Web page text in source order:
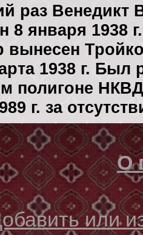
раз Венедикт
8 января 1938 г.
вынесен
1938 г. Был
полигоне
г. за
О
или